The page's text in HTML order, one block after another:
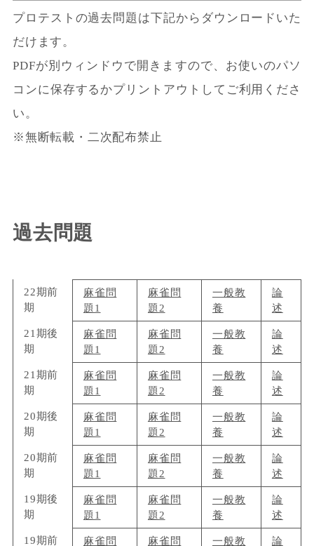
プロテストの過去問題は下記からダウンロードいた
だけます。
PDFが別ウィンドウで開きますので、お使いのパソ
コンに保存するかプリントアウトしてご利用くださ
い。
※無断転載・二次配布禁止
過去問題
22期前
期
麻雀問
題1
麻雀問
題2
一般教
養
論
述
21期後
期
麻雀問
題1
麻雀問
題2
一般教
養
論
述
21期前
期
麻雀問
題1
麻雀問
題2
一般教
養
論
述
20期後
期
麻雀問
題1
麻雀問
題2
一般教
養
論
述
20期前
期
麻雀問
題1
麻雀問
題2
一般教
養
論
述
19期後
期
麻雀問
題1
麻雀問
題2
一般教
養
論
述
19期前 麻雀問 麻雀問 一般教 論